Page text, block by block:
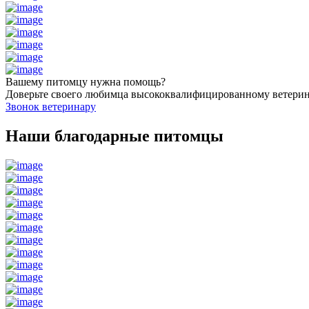
Вашему питомцу нужна помощь?
Доверьте своего любимца высококвалифицированному
Звонок ветеринару
Наши благодарные питомцы